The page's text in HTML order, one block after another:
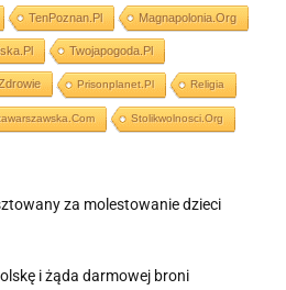
TenPoznan.pl Magnapolonia.org
Twojapogoda.pl
Prisonplanet.pl Religia
Stolikwolnosci.org
za molestowanie dzieci
i żąda darmowej broni